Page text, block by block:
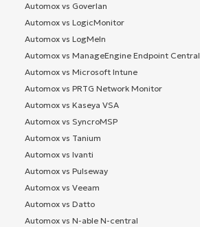
Automox vs Goverlan
Automox vs LogicMonitor
Automox vs LogMeIn
Automox vs ManageEngine Endpoint Central
Automox vs Microsoft Intune
Automox vs PRTG Network Monitor
Automox vs Kaseya VSA
Automox vs SyncroMSP
Automox vs Tanium
Automox vs Ivanti
Automox vs Pulseway
Automox vs Veeam
Automox vs Datto
Automox vs N-able N-central